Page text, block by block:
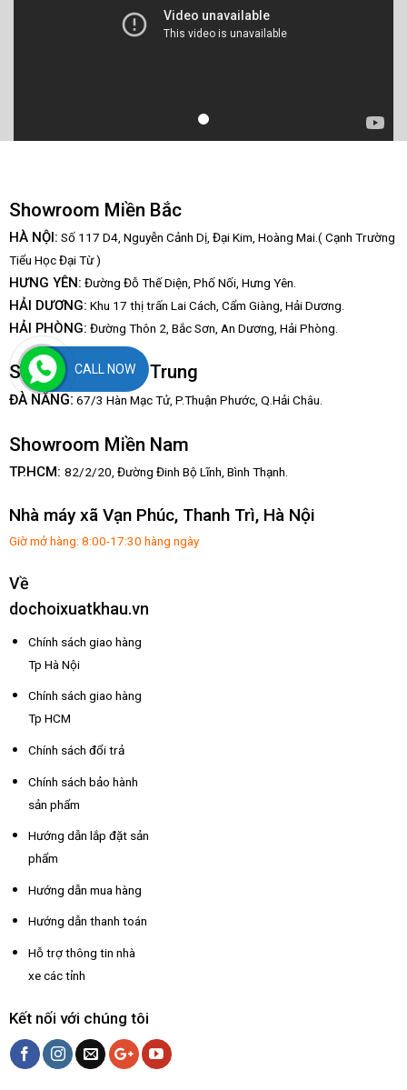
Showroom Miền Bắc
HÀ NỘI: Số 117 D4, Nguyễn Cảnh Dị, Đại Kim, Hoàng Mai.( Cạnh Trường
Tiểu Học Đại Từ )
HƯNG YÊN: Đường Đỗ Thế Diện, Phố Nối, Hưng Yên.
HẢI DƯƠNG: Khu 17 thị trấn Lai Cách, Cẩm Giàng, Hải Dương.
HẢI PHÒNG: Đường Thôn 2, Bắc Sơn, An Dương, Hải Phòng.
Showroom Miền Trung
ĐÀ NẴNG: 67/3 Hàn Mạc Tử, P.Thuận Phước, Q.Hải Châu.
Showroom Miền Nam
TP.HCM: 82/2/20, Đường Đinh Bộ Lĩnh, Bình Thạnh.
Nhà máy xã Vạn Phúc, Thanh Trì, Hà Nội
Giờ mở hàng: 8:00-17:30 hàng ngày
Về
dochoixuatkhau.vn
Chính sách giao hàng
Tp Hà Nội
Chính sách giao hàng
Tp HCM
Chính sách đổi trả
Chính sách bảo hành
sản phẩm
Hướng dẫn lắp đặt sản
phẩm
Hướng dẫn mua hàng
Hướng dẫn thanh toán
Hỗ trợ thông tin nhà
xe các tỉnh
Kết nối với chúng tôi
CALL NOW